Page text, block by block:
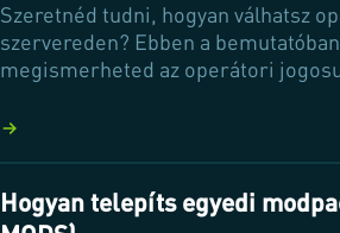
Szeretnéd tudni, hogyan válhatsz
szervereden? Ebben a
megismerheted az operátori
Fedezd fel a hatalmas
Hogyan telepíts egyedi